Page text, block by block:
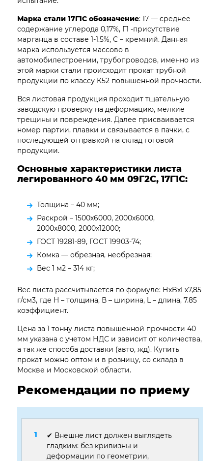
Марка стали 17Г1С обозначение: 17 — среднее
содержание углерода 0,17%, Г1 -присутствие
марганца в составе 1-1.5%, С – кремний. Данная
марка используется массово в
автомобилестроении, трубопроводов, именно из
этой марки стали происходит прокат трубной
продукции по классу К52 повышенной прочности.
Вся листовая продукция проходит тщательную
заводскую проверку на деформацию, мелкие
трещины и повреждения. Далее присваивается
номер партии, плавки и связывается в пачки, с
последующей отправкой на склад готовой
продукции.
Основные характеристики листа
легированного 40 мм 09Г2С, 17Г1С:
Толщина – 40 мм;
Раскрой – 1500х6000, 2000х6000,
2000х8000, 2000х12000;
ГОСТ 19281-89, ГОСТ 19903-74;
Комка — обрезная, необрезная;
Вес 1 м2 – 314 кг;
Вес листа рассчитывается по формуле: НхBхLх7,85
г/см3, где H – толщина, В – ширина, L – длина, 7.85
коэффициент.
Цена за 1 тонну листа повышенной прочности 40
мм указана с учетом НДС и зависит от количества,
а так же способа доставки (авто, жд). Купить
прокат можно оптом и в розницу, со склада в
Москве и Московской области.
Рекомендации по приему
✔ Внешне лист должен выглядеть
гладким: без кривизны и
деформации по геометрии,